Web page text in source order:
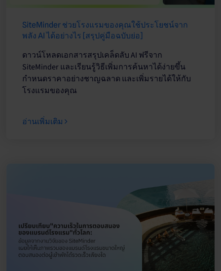
SiteMinder ช่วยโรงแรมของคุณใช้ประโยชน์จาก
พลัง AI ได้อย่างไร [สรุปคู่มือฉบับย่อ]
ดาวน์โหลดเอกสารสรุปเคล็ดลับ AI ฟรีจาก
SiteMinder และเรียนรู้วิธีเพิ่มการค้นหาได้ง่ายขึ้น
กำหนดราคาอย่างชาญฉลาด และเพิ่มรายได้ให้กับ
โรงแรมของคุณ
อ่านเพิ่มเติม